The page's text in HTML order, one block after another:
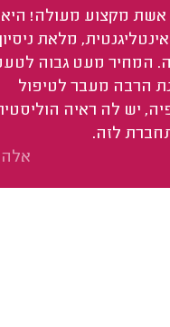
אשת מקצוע מעולה!
מלאת
המחיר מעט גבוה
הרבה מעבר לטיפול
יש לה ראיה
לזה.
אלה